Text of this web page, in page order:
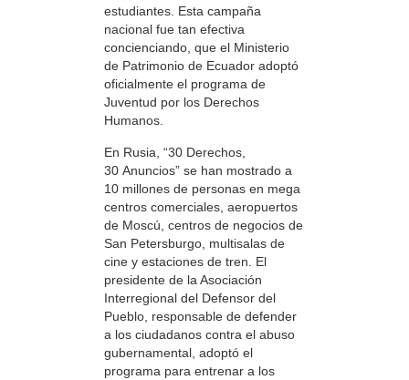
estudiantes. Esta campaña
nacional fue tan efectiva
concienciando, que el Ministerio
de Patrimonio de Ecuador adoptó
oficialmente el programa de
Juventud por los Derechos
Humanos.
En Rusia, “30 Derechos,
30 Anuncios” se han mostrado a
10 millones de personas en mega
centros comerciales, aeropuertos
de Moscú, centros de negocios de
San Petersburgo, multisalas de
cine y estaciones de tren. El
presidente de la Asociación
Interregional del Defensor del
Pueblo, responsable de defender
a los ciudadanos contra el abuso
gubernamental, adoptó el
programa para entrenar a los